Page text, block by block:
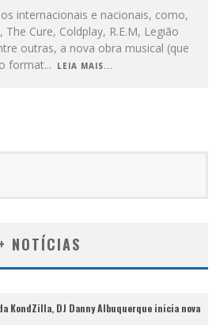
internacionais e nacionais, como,
Cure, Coldplay, R.E.M, Legião
outras, a nova obra musical (que
format... LEIA MAIS...
NOTÍCIAS
KondZilla, DJ Danny Albuquerque inicia nova